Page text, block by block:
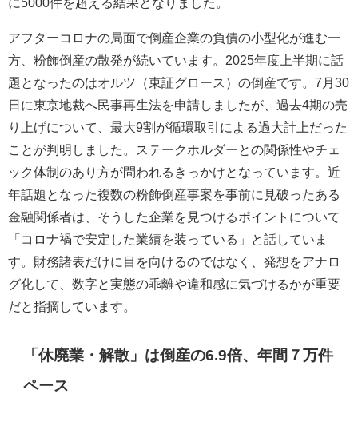
に5000件を超える結果となりました。
アフターコロナの局面で倒産企業の負債の小型化が進む一
方、粉飾倒産の散発が続いています。2025年度上半期に話
題となったのはオルツ（東証グロース）の倒産です。7月30
日に東京地裁へ民事再生法を申請しましたが、過去4期の売
り上げについて、最大9割が循環取引による過大計上だった
ことが判明しました。ステークホルダーとの関係性やチェ
ック体制のあり方が問われるきっかけとなっています。近
年話題となった複数の粉飾倒産事案を事前に見破ったある
金融関係者は、そうした企業を見つけるポイントについて
「コロナ禍で安定した業績を装っている」と話していま
す。財務諸表だけに目を向けるのではなく、発想をアナロ
グ化して、数字と実態の乖離や違和感に気づけるかが重要
だと指摘しています。
「休廃業・解散」は倒産の6.9倍、年間７万件
ペース